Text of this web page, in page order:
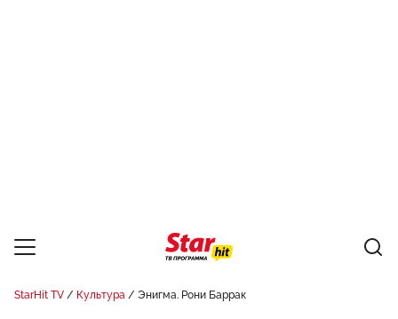
StarHit TV Культура Энигма. Рони Баррак